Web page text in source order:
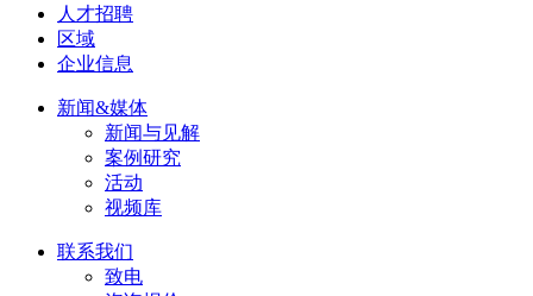
人才招聘
区域
企业信息
新闻&媒体
新闻与见解
案例研究
活动
视频库
联系我们
致电